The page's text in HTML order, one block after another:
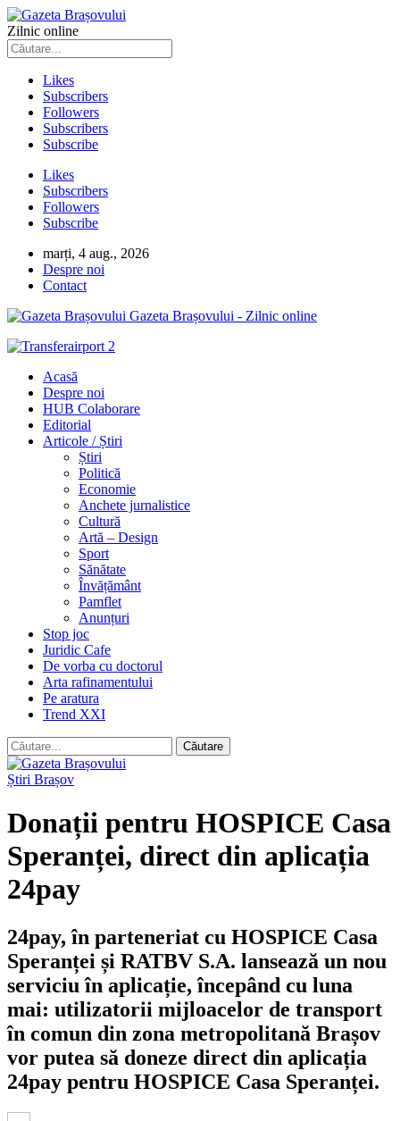
Zilnic online
Likes
Subscribers
Followers
Subscribers
Subscribe
Likes
Subscribers
Followers
Subscribe
marți, 4 aug., 2026
Despre noi
Contact
Gazeta Brașovului - Zilnic online
Acasă
Despre noi
HUB Colaborare
Editorial
Articole / Știri
Știri
Politică
Economie
Anchete jurnalistice
Cultură
Artă – Design
Sport
Sănătate
Învățământ
Pamflet
Anunțuri
Stop joc
Juridic Cafe
De vorba cu doctorul
Arta rafinamentului
Pe aratura
Trend XXI
Știri Brașov
Donații pentru HOSPICE Casa
Speranței, direct din aplicația
24pay
24pay, în parteneriat cu HOSPICE Casa
Speranței și RATBV S.A. lansează un nou
serviciu în aplicație, începând cu luna
mai: utilizatorii mijloacelor de transport
în comun din zona metropolitană Brașov
vor putea să doneze direct din aplicația
24pay pentru HOSPICE Casa Speranței.